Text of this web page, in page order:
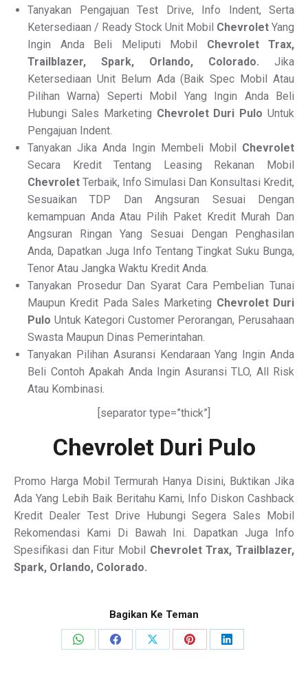
Tanyakan Pengajuan Test Drive, Info Indent, Serta
Ketersediaan / Ready Stock Unit Mobil Chevrolet Yang
Ingin Anda Beli Meliputi Mobil Chevrolet Trax,
Trailblazer, Spark, Orlando, Colorado. Jika
Ketersediaan Unit Belum Ada (Baik Spec Mobil Atau
Pilihan Warna) Seperti Mobil Yang Ingin Anda Beli
Hubungi Sales Marketing Chevrolet Duri Pulo Untuk
Pengajuan Indent.
Tanyakan Jika Anda Ingin Membeli Mobil Chevrolet
Secara Kredit Tentang Leasing Rekanan Mobil
Chevrolet Terbaik, Info Simulasi Dan Konsultasi Kredit,
Sesuaikan TDP Dan Angsuran Sesuai Dengan
kemampuan Anda Atau Pilih Paket Kredit Murah Dan
Angsuran Ringan Yang Sesuai Dengan Penghasilan
Anda, Dapatkan Juga Info Tentang Tingkat Suku Bunga,
Tenor Atau Jangka Waktu Kredit Anda.
Tanyakan Prosedur Dan Syarat Cara Pembelian Tunai
Maupun Kredit Pada Sales Marketing Chevrolet Duri
Pulo Untuk Kategori Customer Perorangan, Perusahaan
Swasta Maupun Dinas Pemerintahan.
Tanyakan Pilihan Asuransi Kendaraan Yang Ingin Anda
Beli Contoh Apakah Anda Ingin Asuransi TLO, All Risk
Atau Kombinasi.
[separator type=”thick”]
Chevrolet Duri Pulo
Promo Harga Mobil Termurah Hanya Disini, Buktikan Jika
Ada Yang Lebih Baik Beritahu Kami, Info Diskon Cashback
Kredit Dealer Test Drive Hubungi Segera Sales Mobil
Rekomendasi Kami Di Bawah Ini. Dapatkan Juga Info
Spesifikasi dan Fitur Mobil Chevrolet Trax, Trailblazer,
Spark, Orlando, Colorado.
Bagikan Ke Teman
Share
Share
Share
Share
Share